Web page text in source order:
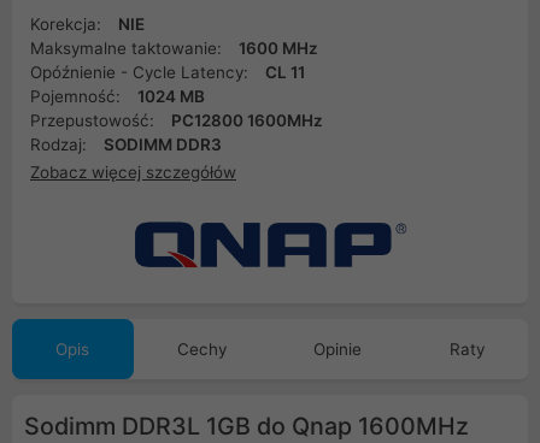
Korekcja:
NIE
Maksymalne taktowanie:
1600 MHz
Opóźnienie - Cycle Latency:
CL 11
Pojemność:
1024 MB
Przepustowość:
PC12800 1600MHz
Rodzaj:
SODIMM DDR3
Zobacz więcej szczegółów
Opis Cechy Opinie Raty
Sodimm DDR3L 1GB do Qnap 1600MHz